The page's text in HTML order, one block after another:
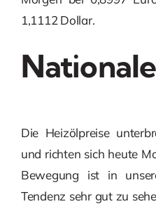
1,1112 Dollar.
Die Heizölpreise
und richten sich heute
Bewegung ist in
Tendenz sehr gut zu